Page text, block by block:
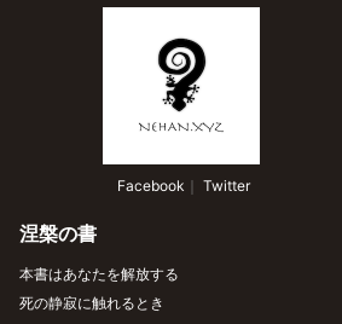
Facebook ｜ Twitter
涅槃の書
本書はあなたを解放する
死の静寂に触れるとき